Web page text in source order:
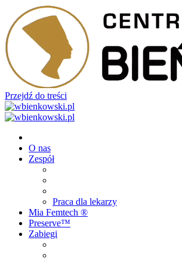
Przejdź do treści
O nas
Zespół
Praca dla lekarzy
Mia Femtech ®️
Preserve™
Zabiegi